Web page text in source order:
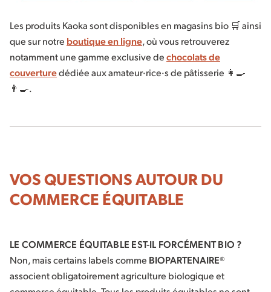
Les produits Kaoka sont disponibles en magasins bio 🛒 ainsi
que sur notre boutique en ligne, où vous retrouverez
notamment une gamme exclusive dechocolats de
couverturedédiée auxamateur·rice·sde pâtisserie 👩‍🍳
👨‍🍳.
VOS QUESTIONS AUTOUR DU
COMMERCE ÉQUITABLE
LE COMMERCE ÉQUITABLE EST-IL FORCÉMENT BIO ?
Non, mais certains labels comme BIOPARTENAIRE®
associent obligatoirement agriculture biologique et